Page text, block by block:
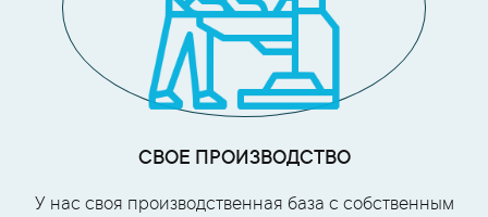
СВОЕ ПРОИЗВОДСТВО
У нас своя производственная база с собственным